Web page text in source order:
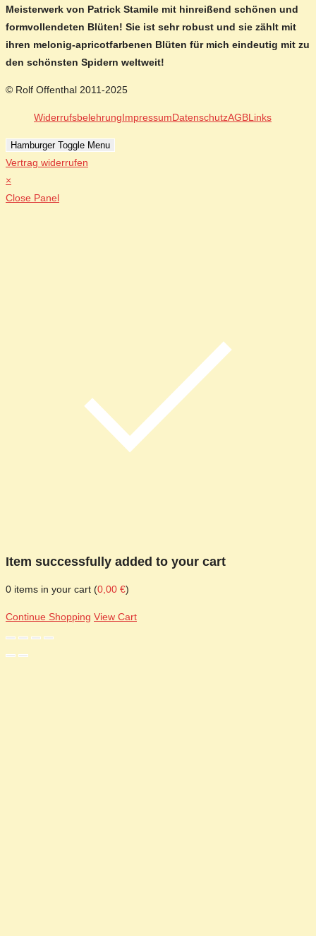
Meisterwerk von Patrick Stamile mit hinreißend schönen und
formvollendeten Blüten! Sie ist sehr robust und sie zählt mit
ihren melonig-apricotfarbenen Blüten für mich eindeutig mit zu
den schönsten Spidern weltweit!
© Rolf Offenthal 2011-2025
WiderrufsbelehrungImpressumDatenschutzAGBLinks
Hamburger Toggle Menu
Vertrag widerrufen
×
Close Panel
Item successfully added to your cart
0 items in your cart (0,00 €)
Continue Shopping View Cart